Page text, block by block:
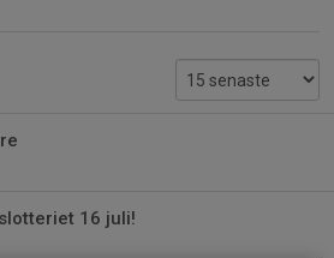
16 juli!